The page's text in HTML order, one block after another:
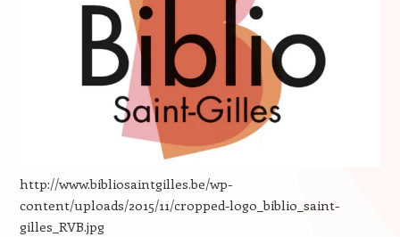
http://www.bibliosaintgilles.be/wp-
content/uploads/2015/11/cropped-logo_biblio_saint-
gilles_RVB.jpg